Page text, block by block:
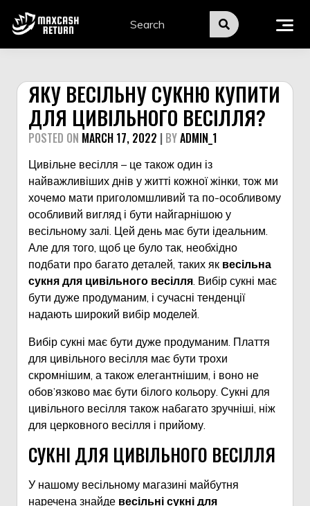
ЯКУ ВЕСІЛЬНУ СУКНЮ КУПИТИ
ДЛЯ ЦИВІЛЬНОГО ВЕСІЛЛЯ?
POSTED ON MARCH 17, 2022 | BYADMIN_1
Цивільне весілля – це також один із
найважливіших днів у житті кожної жінки, тож ми
хочемо мати приголомшливий та по-особливому
особливий вигляд і бути найгарнішою у
весільному залі. Цей день має бути ідеальним.
Але для того, щоб це було так, необхідно
подбати про багато деталей, таких як весільна
сукня для цивільного весілля. Вибір сукні має
бути дуже продуманим, і сучасні тенденції
надають широкий вибір моделей.
Вибір сукні має бути дуже продуманим. Плаття
для цивільного весілля має бути трохи
скромнішим, а також елегантнішим, і воно не
обов’язково має бути білого кольору. Сукні для
цивільного весілля також набагато зручніші, ніж
для церковного весілля і прийому.
СУКНІ ДЛЯ ЦИВІЛЬНОГО ВЕСІЛЛЯ
У нашому весільному магазині майбутня
наречена знайде весільні сукні для